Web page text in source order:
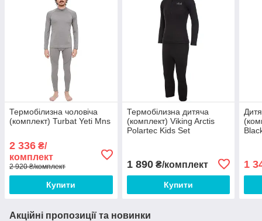
Термобілизна чоловіча
(комплект) Turbat Yeti Mns
2 336 ₴/
комплект
2 920 ₴/комплект
Купити
Термобілизна дитяча
(комплект) Viking Arctis
Polartec Kids Set
1 890₴/комплект
Купити
1
Акційні пропозиції та новинки